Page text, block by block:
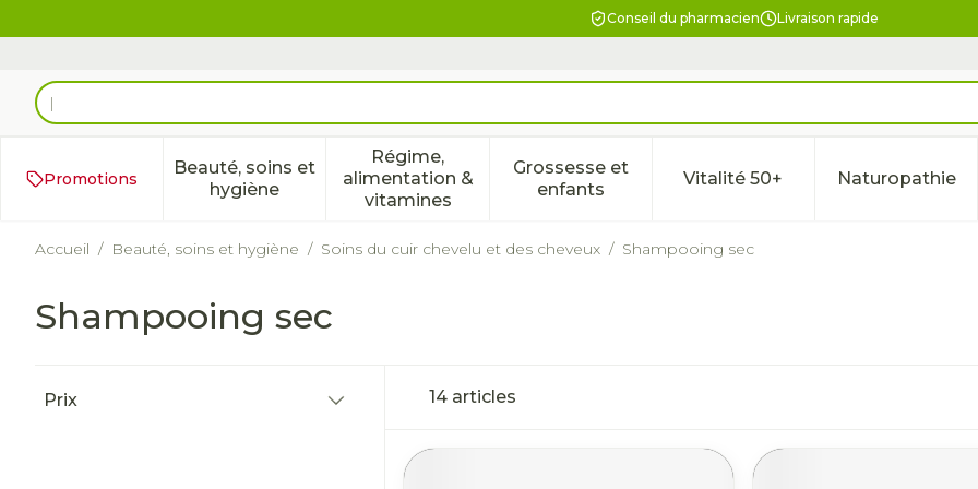
Conseil du pharmacien Livraison rapide
Rechercher
Promotions
Beauté, soins et
hygièneAfficher le sous-menu pour la catégorie Beauté, soins et hygiène
Régime,
alimentation &
vitamines
Afficher le sous-menu pour la catégorie Régime, alimentation &
Grossesse et
enfantsAfficher le sous-menu pour la catégorie
Vitalité 50+Afficher le sous-menu pour
Naturopathie
Afficher
Accueil / Beauté, soins et hygiène / Soins du cuir chevelu et des cheveux / Shampooing sec
Shampooing sec
Prix
14 articles